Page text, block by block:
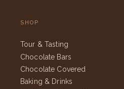
SHOP
Tour & Tasting
Chocolate Bars
Chocolate Covered
Baking & Drinks